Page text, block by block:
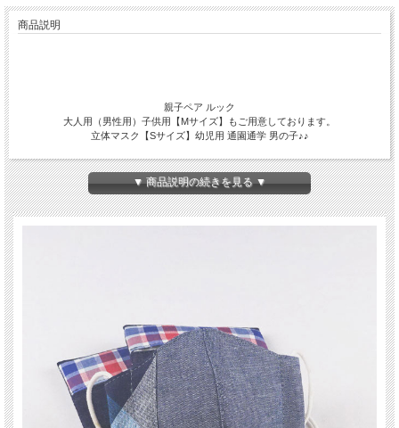
商品説明
親子ペア ルック
大人用（男性用）子供用【Mサイズ】もご用意しております。
立体マスク【Sサイズ】幼児用 通園通学 男の子♪♪
▼ 商品説明の続きを見る ▼